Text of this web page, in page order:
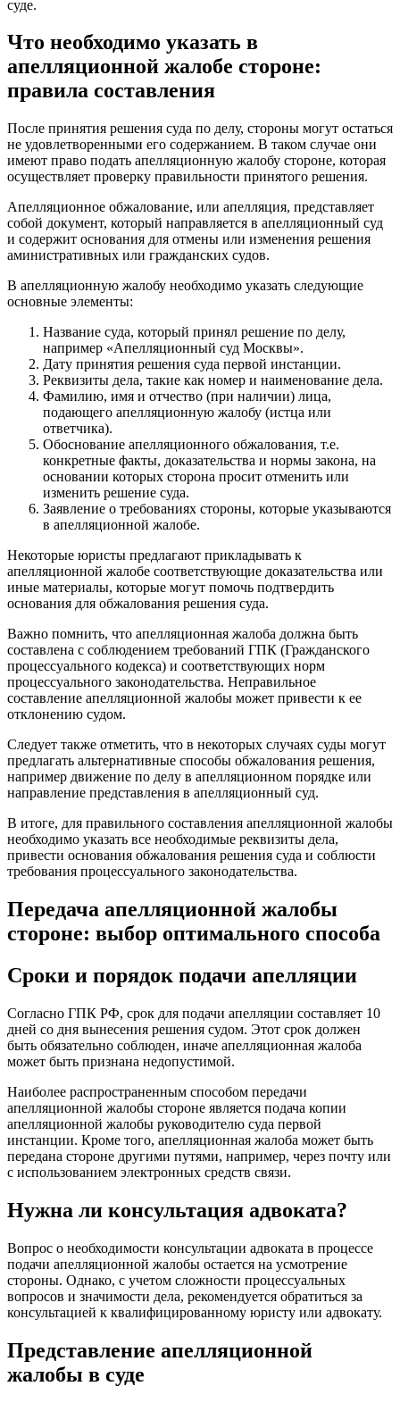
суде.
Что необходимо указать в
апелляционной жалобе стороне:
правила составления
После принятия решения суда по делу, стороны могут остаться
не удовлетворенными его содержанием. В таком случае они
имеют право подать апелляционную жалобу стороне, которая
осуществляет проверку правильности принятого решения.
Апелляционное обжалование, или апелляция, представляет
собой документ, который направляется в апелляционный суд
и содержит основания для отмены или изменения решения
аминистративных или гражданских судов.
В апелляционную жалобу необходимо указать следующие
основные элементы:
Название суда, который принял решение по делу,
например «Апелляционный суд Москвы».
Дату принятия решения суда первой инстанции.
Реквизиты дела, такие как номер и наименование дела.
Фамилию, имя и отчество (при наличии) лица,
подающего апелляционную жалобу (истца или
ответчика).
Обоснование апелляционного обжалования, т.е.
конкретные факты, доказательства и нормы закона, на
основании которых сторона просит отменить или
изменить решение суда.
Заявление о требованиях стороны, которые указываются
в апелляционной жалобе.
Некоторые юристы предлагают прикладывать к
апелляционной жалобе соответствующие доказательства или
иные материалы, которые могут помочь подтвердить
основания для обжалования решения суда.
Важно помнить, что апелляционная жалоба должна быть
составлена с соблюдением требований ГПК (Гражданского
процессуального кодекса) и соответствующих норм
процессуального законодательства. Неправильное
составление апелляционной жалобы может привести к ее
отклонению судом.
Следует также отметить, что в некоторых случаях суды могут
предлагать альтернативные способы обжалования решения,
например движение по делу в апелляционном порядке или
направление представления в апелляционный суд.
В итоге, для правильного составления апелляционной жалобы
необходимо указать все необходимые реквизиты дела,
привести основания обжалования решения суда и соблюсти
требования процессуального законодательства.
Передача апелляционной жалобы
стороне: выбор оптимального способа
Сроки и порядок подачи апелляции
Согласно ГПК РФ, срок для подачи апелляции составляет 10
дней со дня вынесения решения судом. Этот срок должен
быть обязательно соблюден, иначе апелляционная жалоба
может быть признана недопустимой.
Наиболее распространенным способом передачи
апелляционной жалобы стороне является подача копии
апелляционной жалобы руководителю суда первой
инстанции. Кроме того, апелляционная жалоба может быть
передана стороне другими путями, например, через почту или
с использованием электронных средств связи.
Нужна ли консультация адвоката?
Вопрос о необходимости консультации адвоката в процессе
подачи апелляционной жалобы остается на усмотрение
стороны. Однако, с учетом сложности процессуальных
вопросов и значимости дела, рекомендуется обратиться за
консультацией к квалифицированному юристу или адвокату.
Представление апелляционной
жалобы в суде